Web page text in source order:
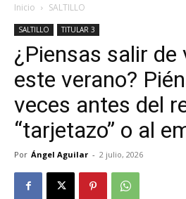
Inicio SALTILLO
SALTILLO TITULAR 3
¿Piensas salir de
este verano?
veces antes del
“tarjetazo” o al
Por Ángel Aguilar - 2 julio, 2026